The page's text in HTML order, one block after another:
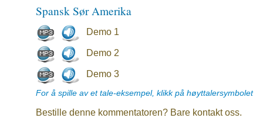
Spansk Sør Amerika
Demo 1
Demo 2
Demo 3
For å spille av et tale-eksempel, klikk på høyttalersymbolet
Bestille denne kommentatoren? Bare kontakt oss.